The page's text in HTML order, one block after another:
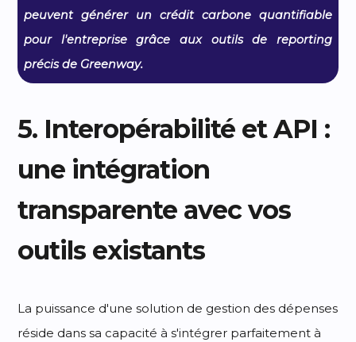
peuvent générer un crédit carbone quantifiable
pour l'entreprise grâce aux outils de reporting
précis de Greenway.
5. Interopérabilité et API :
une intégration
transparente avec vos
outils existants
La puissance d'une solution de gestion des dépenses
réside dans sa capacité à s'intégrer parfaitement à